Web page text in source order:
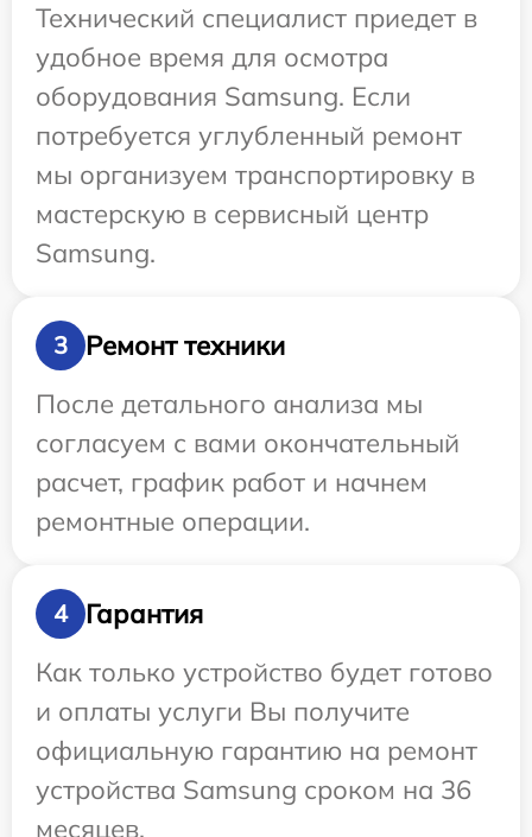
Технический специалист приедет в
удобное время для осмотра
оборудования Samsung. Если
потребуется углубленный ремонт
мы организуем транспортировку в
мастерскую в сервисный центр
Samsung.
3
Ремонт техники
После детального анализа мы
согласуем с вами окончательный
расчет, график работ и начнем
ремонтные операции.
4
Гарантия
Как только устройство будет готово
и оплаты услуги Вы получите
официальную гарантию на ремонт
устройства Samsung сроком на 36
месяцев.